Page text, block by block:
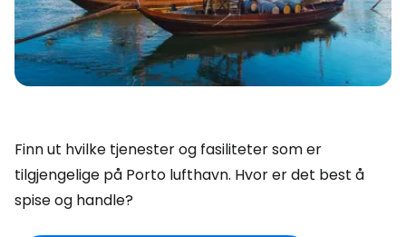
Finn ut hvilke tjenester og fasiliteter som er
tilgjengelige på Porto lufthavn. Hvor er det best å
spise og handle?